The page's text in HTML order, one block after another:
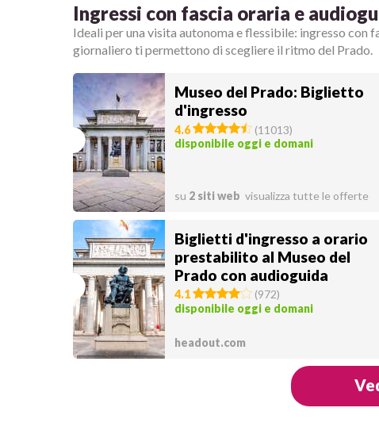
Ingressi con fascia oraria e
Ideali per una visita autonoma e flessibile: ingresso con
giornaliero ti permettono di scegliere il ritmo del Prado.
Museo del Prado: Biglietto
d'ingresso
4.6 (11013)
disponibile oggi e domani
su 2 siti web visualizza tutte le offerte
Biglietti d'ingresso a orario
prestabilito al Museo del
Prado con audioguida
4.1 (972)
disponibile oggi e domani
headout.com